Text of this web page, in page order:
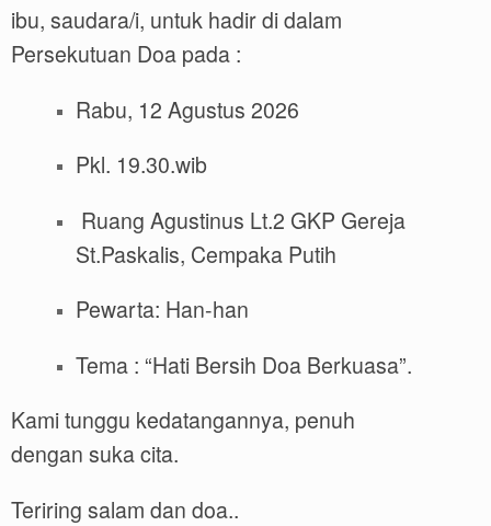
ibu, saudara/i, untuk hadir di dalam
Persekutuan Doa pada :
Rabu, 12 Agustus 2026
Pkl. 19.30.wib
Ruang Agustinus Lt.2 GKP Gereja
St.Paskalis, Cempaka Putih
Pewarta: Han-han
Tema : “Hati Bersih Doa Berkuasa”.
Kami tunggu kedatangannya, penuh
dengan suka cita.
Teriring salam dan doa..